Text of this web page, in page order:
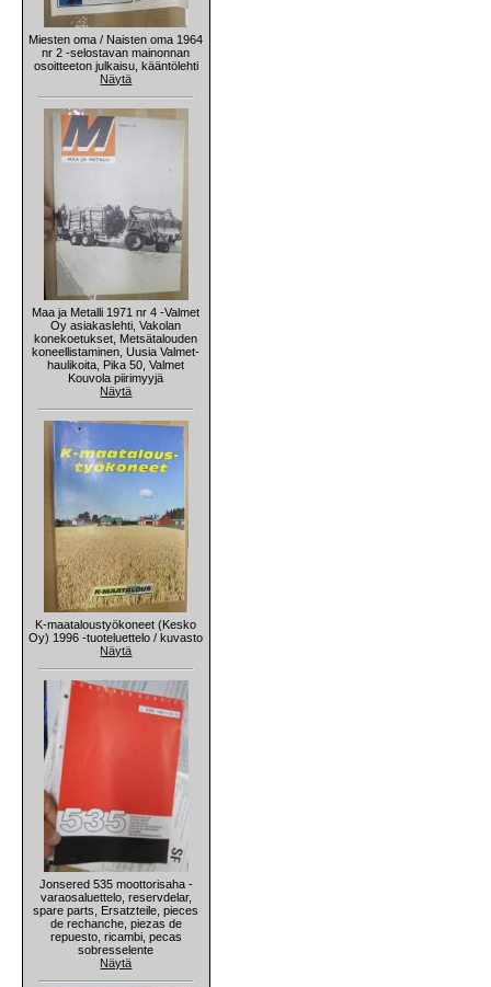
Miesten oma / Naisten oma 1964
nr 2 -selostavan mainonnan
osoitteeton julkaisu, kääntölehti
Näytä
Maa ja Metalli 1971 nr 4 -Valmet
Oy asiakaslehti, Vakolan
konekoetukset, Metsätalouden
koneellistaminen, Uusia Valmet-
haulikoita, Pika 50, Valmet
Kouvola piirimyyjä
Näytä
K-maataloustyökoneet (Kesko
Oy) 1996 -tuoteluettelo / kuvasto
Näytä
Jonsered 535 moottorisaha -
varaosaluettelo, reservdelar,
spare parts, Ersatzteile, pieces
de rechanche, piezas de
repuesto, ricambi, pecas
sobresselente
Näytä